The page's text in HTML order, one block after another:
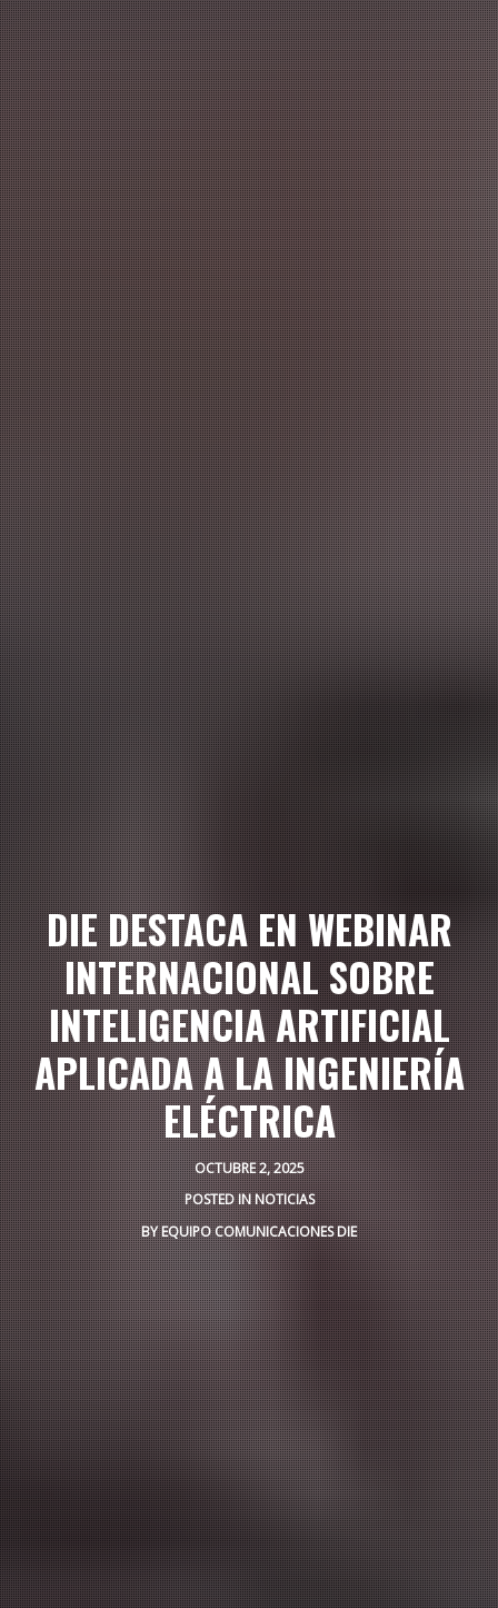
DIE DESTACA EN WEBINAR
INTERNACIONAL SOBRE
INTELIGENCIA ARTIFICIAL
APLICADA A LA INGENIERÍA
ELÉCTRICA
OCTUBRE 2, 2025
POSTED INNOTICIAS
BYEQUIPO COMUNICACIONES DIE